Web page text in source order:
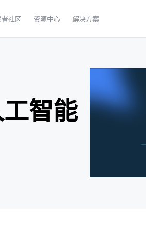
社区 资源中心 解决方案
智能